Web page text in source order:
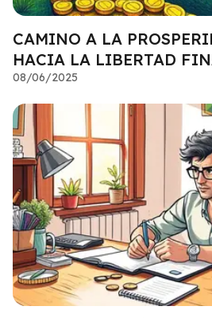
CAMINO A LA
HACIA LA LIBERTAD
08/06/2025